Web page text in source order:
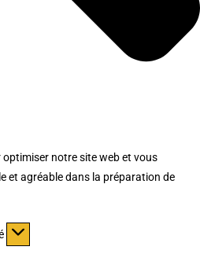
notre site web et vous
et agréable dans la préparation de